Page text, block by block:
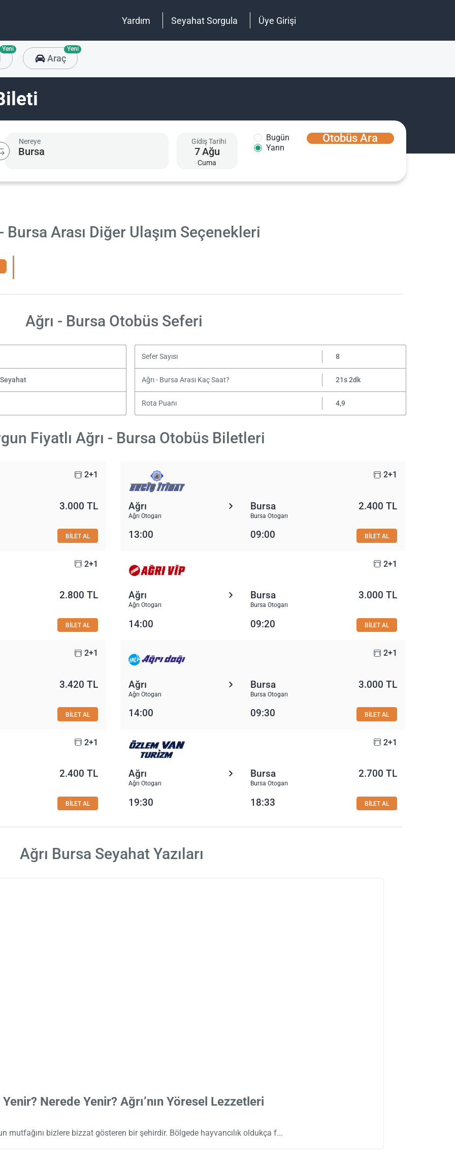
Yardım Seyahat Sorgula Üye Girişi
Yeni
Araç
Yeni
Nereye Gidiş Tarihi
7Ağu
Cuma
Bugün
Yarın
Otobüs Ara
Bursa Arası Diğer Ulaşım Seçenekleri
Ağrı - Bursa Otobüs Seferi
Sefer Sayısı 8
Ağrı - Bursa Arası Kaç Saat? 21s 2dk
Rota Puanı 4,9
Fiyatlı Ağrı - Bursa Otobüs Biletleri
2+1
3.000 TL
BİLET AL
2+1
Ağrı
Ağrı Otogarı
Bursa
Bursa Otogarı
2.400 TL
13:00 09:00 BİLET AL
2+1
2.800 TL
BİLET AL
2+1
Ağrı
Ağrı Otogarı
Bursa
Bursa Otogarı
3.000 TL
14:00 09:20 BİLET AL
2+1
3.420 TL
BİLET AL
2+1
Ağrı
Ağrı Otogarı
Bursa
Bursa Otogarı
3.000 TL
14:00 09:30 BİLET AL
2+1
2.400 TL
BİLET AL
2+1
Ağrı
Ağrı Otogarı
Bursa
Bursa Otogarı
2.700 TL
19:30 18:33 BİLET AL
Ağrı Bursa Seyahat Yazıları
Yenir? Nerede Yenir? Ağrı’nın Yöresel Lezzetleri
mutfağını bizlere bizzat gösteren bir şehirdir. Bölgede hayvancılık oldukça f